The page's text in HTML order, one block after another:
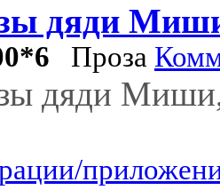
дяди
Проза
дяди